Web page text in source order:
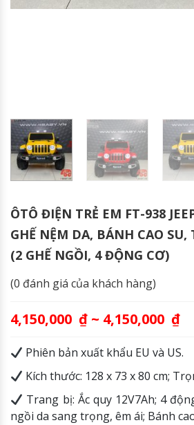
ÔTÔ ĐIỆN TRẺ EM FT-938
GHẾ NỆM DA, BÁNH CAO SU,
(2 GHẾ NGỒI, 4 ĐỘNG CƠ)
(0 đánh giá của khách hàng)
4,150,000 ₫ ~ 4,150,000 ₫
Phiên bản xuất khẩu EU và US.
Kích thước: 128 x 73 x 80 cm;
Trang bị: Ắc quy 12V7Ah; 4
ngồi da sang trọng, êm ái; Bánh